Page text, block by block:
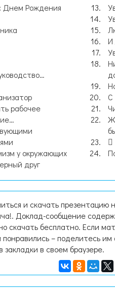
Днем Рождения
рабочее
у окружающих
друг
И
С
и скачать
Доклад-сообщение
скачать бесплатно. Если
– поделитесь им
закладки в своем браузере.